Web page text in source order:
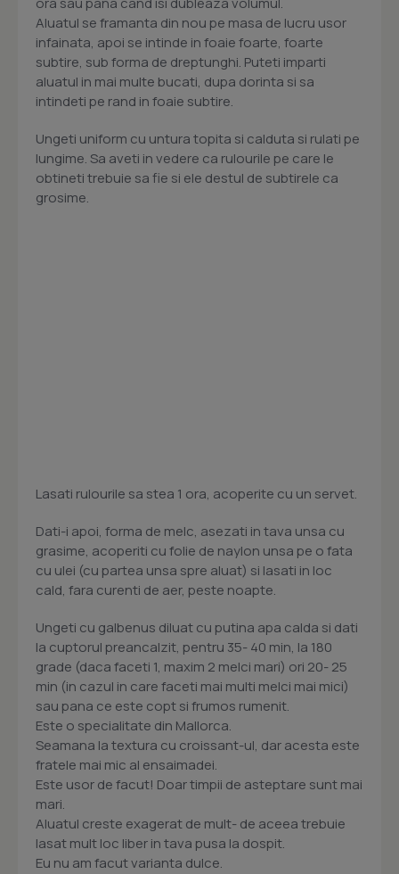
Aluatul se framanta din nou pe masa de lucru usor
infainata, apoi se intinde in foaie foarte, foarte
subtire, sub forma de dreptunghi. Puteti imparti
aluatul in mai multe bucati, dupa dorinta si sa
intindeti pe rand in foaie subtire.
Ungeti uniform cu untura topita si calduta si rulati pe
lungime. Sa aveti in vedere ca rulourile pe care le
obtineti trebuie sa fie si ele destul de subtirele ca
grosime.
Lasati rulourile sa stea 1 ora, acoperite cu un servet.
Dati-i apoi, forma de melc, asezati in tava unsa cu
grasime, acoperiti cu folie de naylon unsa pe o fata
cu ulei (cu partea unsa spre aluat) si lasati in loc
cald, fara curenti de aer, peste noapte.
Ungeti cu galbenus diluat cu putina apa calda si dati
la cuptorul preancalzit, pentru 35- 40 min, la 180
grade (daca faceti 1, maxim 2 melci mari) ori 20- 25
min (in cazul in care faceti mai multi melci mai mici)
sau pana ce este copt si frumos rumenit.
Este o specialitate din Mallorca.
Seamana la textura cu croissant-ul, dar acesta este
fratele mai mic al ensaimadei.
Este usor de facut! Doar timpii de asteptare sunt mai
mari.
Aluatul creste exagerat de mult- de aceea trebuie
lasat mult loc liber in tava pusa la dospit.
Eu nu am facut varianta dulce.